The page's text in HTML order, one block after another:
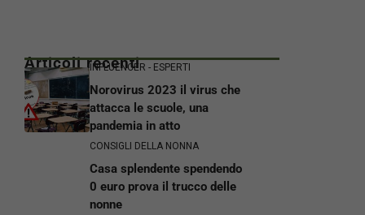
Articoli recentiINFLUENCER - ESPERTI
Norovirus 2023 il virus che
attacca le scuole, una
pandemia in atto
CONSIGLI DELLA NONNA
Casa splendente spendendo
0 euro prova il trucco delle
nonne